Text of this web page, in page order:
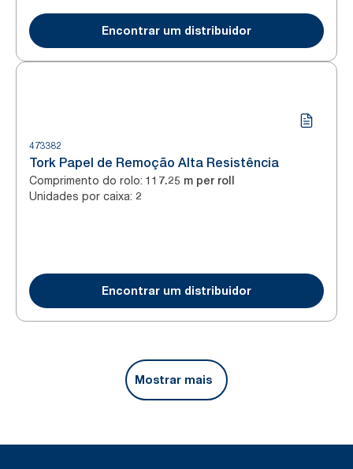
Encontrar um distribuidor
473382
Tork Papel de Remoção Alta Resistência
Comprimento do rolo: 117.25 m per roll
Unidades por caixa: 2
Encontrar um distribuidor
Mostrar mais